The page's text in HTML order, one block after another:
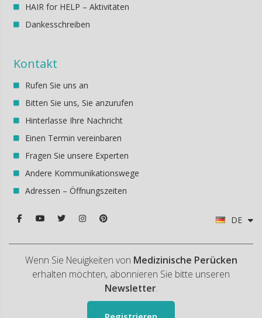
HAIR for HELP – Aktivitäten
Dankesschreiben
Kontakt
Rufen Sie uns an
Bitten Sie uns, Sie anzurufen
Hinterlasse Ihre Nachricht
Einen Termin vereinbaren
Fragen Sie unsere Experten
Andere Kommunikationswege
Adressen – Öffnungszeiten
DE
Wenn Sie Neuigkeiten von Medizinische Perücken
erhalten möchten, abonnieren Sie bitte unseren
Newsletter.